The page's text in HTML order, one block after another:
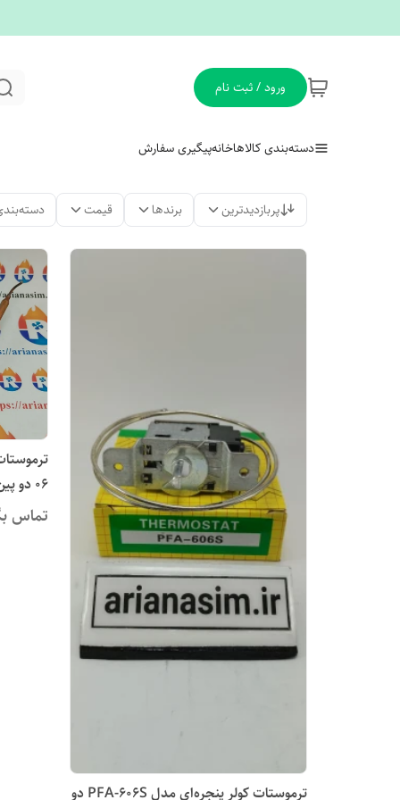
ورود / ثبت نام
دسته‌بندی کالاهاخانهپیگیری سفارش
پربازدیدترین برندها قیمت
ترموستات کولر پنجره‌ای مدل PFA-606S دو
06 دو پین پایه باز بالب مخرنی
تماس